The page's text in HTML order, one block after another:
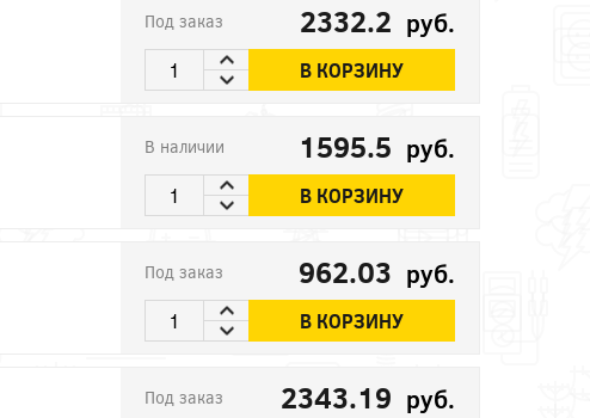
Под заказ 2332.2 руб.
В КОРЗИНУ
В наличии 1595.5 руб.
В КОРЗИНУ
Под заказ 962.03 руб.
В КОРЗИНУ
Под заказ 2343.19 руб.